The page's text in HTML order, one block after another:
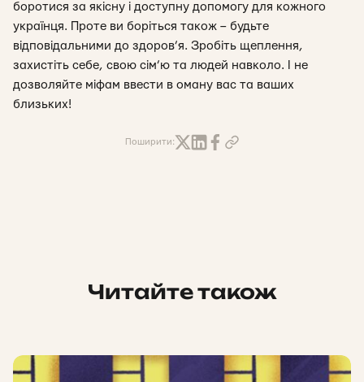
боротися за якісну і доступну допомогу для кожного
українця. Проте ви боріться також – будьте
відповідальними до здоров’я. Зробіть щеплення,
захистіть себе, свою сім’ю та людей навколо. І не
дозволяйте міфам ввести в оману вас та ваших
близьких!
Поширити:
Читайте також